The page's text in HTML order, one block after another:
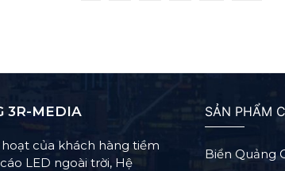
3R-MEDIA
của khách hàng tiềm
LED ngoài trời, Hệ
SẢN PHẨM
Biển Quảng